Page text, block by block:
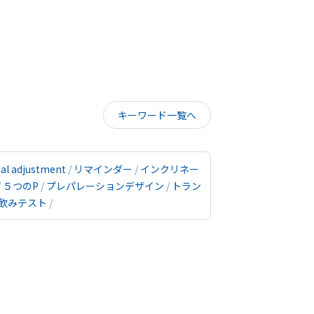
キーワード一覧へ
adjustment リマインダー
インクリネー
５つのP
プレパレーションデザイン
トラン
みテスト